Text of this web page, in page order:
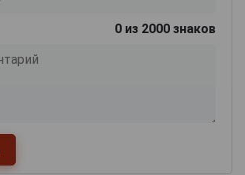
0 из 2000 знаков